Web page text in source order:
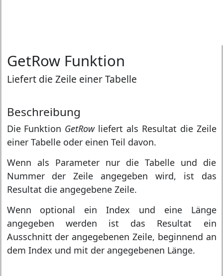
GetRow Funktion
Liefert die Zeile einer Tabelle
Beschreibung
Die Funktion GetRowliefert als Resultat die Zeile
einer Tabelle oder einen Teil davon.
Wenn als Parameter nur die Tabelle und die
Nummer der Zeile angegeben wird, ist das
Resultat die angegebene Zeile.
Wenn optional ein Index und eine Länge
angegeben werden ist das Resultat ein
Ausschnitt der angegebenen Zeile, beginnend an
dem Index und mit der angegebenen Länge.